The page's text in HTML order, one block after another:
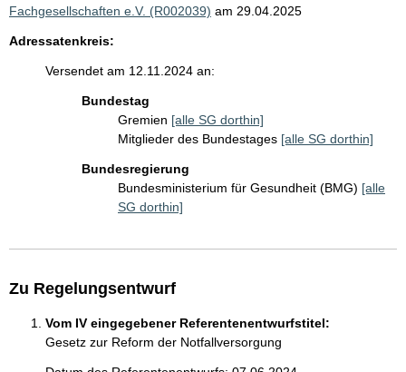
Fachgesellschaften e.V. (R002039) am 29.04.2025
Adressatenkreis:
Versendet am 12.11.2024 an:
Bundestag
Gremien [alle SG dorthin]
Mitglieder des Bundestages [alle SG dorthin]
Bundesregierung
Bundesministerium für Gesundheit (BMG) [alle
SG dorthin]
Zu Regelungsentwurf
Vom IV eingegebener Referentenentwurfstitel:
Gesetz zur Reform der Notfallversorgung